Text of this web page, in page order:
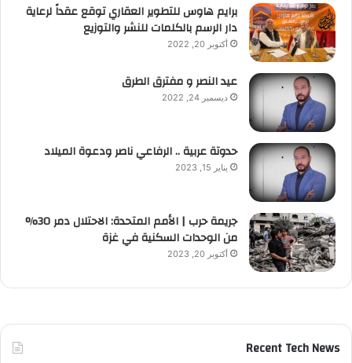
برايم هاوس للتطوير العقاري توقع عقداً لرعاية
دار الرسم بالكلمات للنشر والتوزيع
أكتوبر 20, 2022
عيد النصر و مفترق الطرق
ديسمبر 24, 2022
حدوتة عربية .. الرفاعي ناصر ودعوة الميلاد
يناير 15, 2023
جريمة حرب | الأمم المتحدة: الاحتلال دمر 30%
من الوحدات السكنية في غزة
أكتوبر 20, 2023
Recent Tech News